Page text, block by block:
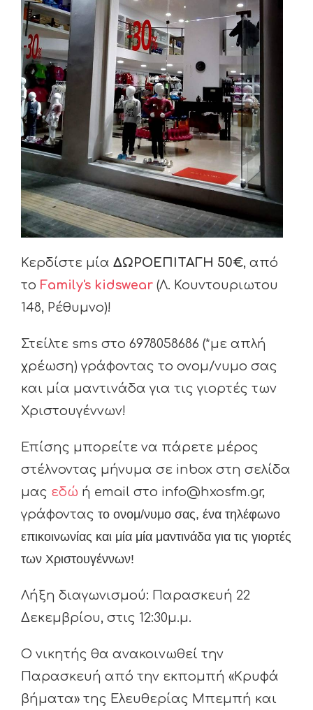
Κερδίστε μία ΔΩΡΟΕΠΙΤΑΓΗ 50€, από
το Family's kidswear (Λ. Κουντουριωτου
148, Ρέθυμνο)!
Στείλτε sms στο 6978058686 (*με απλή
χρέωση) γράφοντας το ονομ/νυμο σας
και μία μαντινάδα για τις γιορτές των
Χριστουγέννων!
Επίσης μπορείτε να πάρετε μέρος
στέλνοντας μήνυμα σε inbox στη σελίδα
μας εδώ ή email στο info@hxosfm.gr,
γράφοντας το ονομ/νυμο σας, ένα τηλέφωνο
επικοινωνίας και μία μία μαντινάδα για τις γιορτές
των Χριστουγέννων!
Λήξη διαγωνισμού: Παρασκευή 22
Δεκεμβρίου, στις 12:30μ.μ.
Ο νικητής θα ανακοινωθεί την
Παρασκευή από την εκπομπή «Κρυφά
βήματα» της Ελευθερίας Μπεμπή και